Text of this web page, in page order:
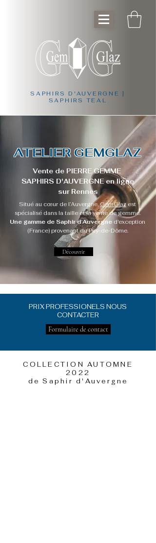
SAPHIRS D'AUVERGNE |
SAPHIRS TEAL
ATELIER GEMGLAZ
Vente de PIERRE GEMME
SAPHIRS D'AUVERGNE en ligne
sur Rennes
Situé au cœur de l’Auvergne,GemGlazest
spécialisé dans la taille et la vente de gemme.
Une gamme de Saphir d’Auvergne d'exception
(France) provenant du Puy-de-Dôme.
Découvrir
PRIX PROFESSIONELS NOUS
CONTACTER
Formulaire de contact
COLLECTION AUTOMNE
2022
de Saphir d'Auvergne